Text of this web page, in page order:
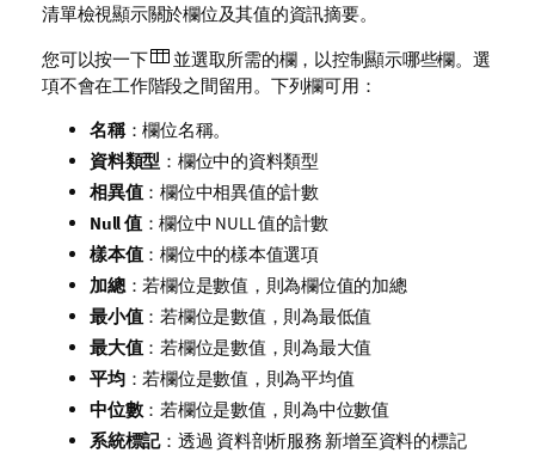
清單檢視顯示關於欄位及其值的資訊摘要。
您可以按一下
並選取所需的欄，以控制顯示哪些欄。選
項不會在工作階段之間留用。下列欄可用：
名稱：欄位名稱。
資料類型 ：欄位中的資料類型
相異值：欄位中相異值的計數
Null 值：欄位中 NULL 值的計數
樣本值：欄位中的樣本值選項
加總：若欄位是數值，則為欄位值的加總
最小值：若欄位是數值，則為最低值
最大值：若欄位是數值，則為最大值
平均：若欄位是數值，則為平均值
中位數：若欄位是數值，則為中位數值
系統標記：透過 資料剖析服務 新增至資料的標記